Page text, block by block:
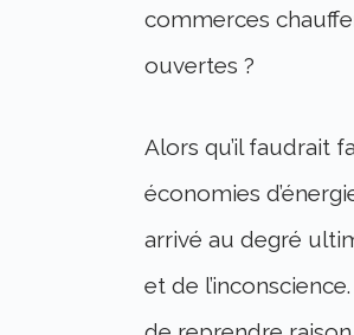
commerces
ouvertes ?
Alors qu’il faudrait
économies
arrivé au degré
et de